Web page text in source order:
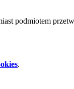
podmiotem
.